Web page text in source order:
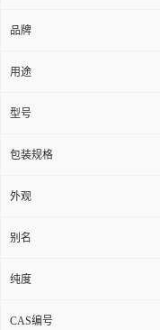
品牌
用途
型号
包装规格
外观
别名
纯度
CAS编号